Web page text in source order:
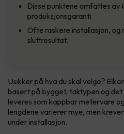
Disse punktene omfattes av
produksjonsgaranti
Ofte raskere installasjon,
sluttresultat.
Usikker på hva du skal velge?
basert på bygget, taktypen og
leveres som kappbar metervare
lengdene varierer mye, men
under installasjon.